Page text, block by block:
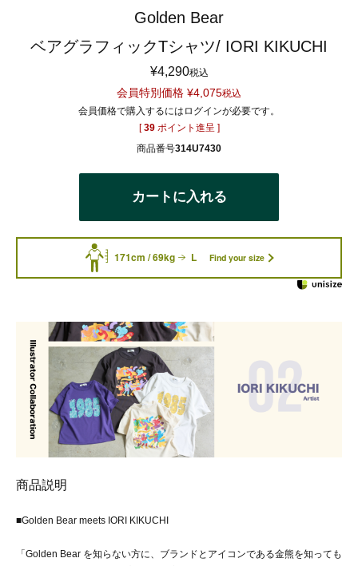
Golden Bear
ベアグラフィックTシャツ/ IORI KIKUCHI
¥4,290税込
会員特別価格 ¥4,075税込
会員価格で購入するにはログインが必要です。
[ 39 ポイント進呈 ]
商品番号314U7430
カートに入れる
171cm / 69kg L Find your size
商品説明
■Golden Bear meets IORI KIKUCHI
「Golden Bear を知らない方に、ブランドとアイコンである金熊を知っても